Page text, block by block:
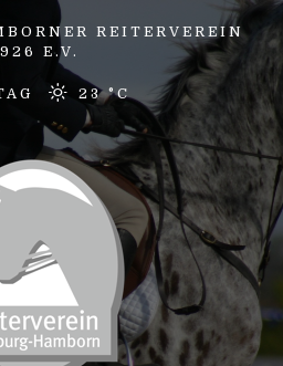
REITERVEREIN
E.V.
23 °C